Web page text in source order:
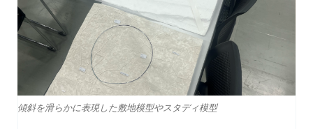
傾斜を滑らかに表現した敷地模型やスタディ模型